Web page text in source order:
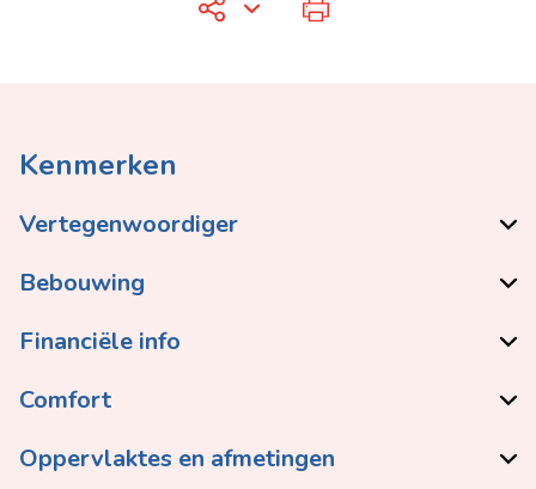
Kenmerken
Vertegenwoordiger
Bebouwing
Financiële info
Comfort
Oppervlaktes en afmetingen